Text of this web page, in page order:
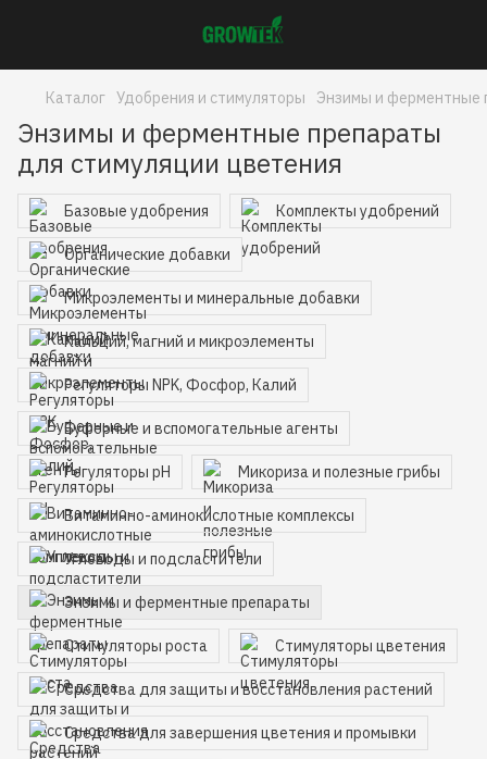
Каталог Удобрения и стимуляторы Энзимы и ферментные
Энзимы и ферментные препараты
для стимуляции цветения
Базовые удобрения Комплекты удобрений
Органические добавки
Микроэлементы и минеральные добавки
Кальций, магний и микроэлементы
Регуляторы NPK, Фосфор, Калий
Буферные и вспомогательные агенты
Регуляторы pH Микориза и полезные грибы
Витаминно-аминокислотные комплексы
Углеводы и подсластители
Энзимы и ферментные препараты
Стимуляторы роста Стимуляторы цветения
Средства для защиты и восстановления растений
Средства для завершения цветения и промывки